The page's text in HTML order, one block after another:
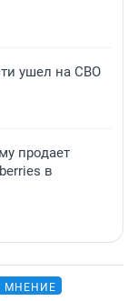
ушел на СВО
продает
в
МНЕНИЕ